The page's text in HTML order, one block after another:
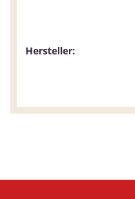
Hersteller: